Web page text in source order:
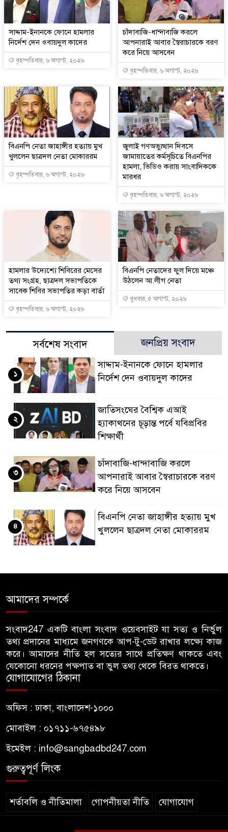
সাদ্দাম-ইনানকে ফোনে হামলার
নির্দেশ দেন ওবায়দুল কাদের
বৃহস্পতিবার, ৬ অগাস্ট, ২০২৬
চাঁদাবাজি-ধান্দাবাজি করলে
আপনারাই আবার স্বৈরাচারকে বরণ
করে নিয়ে আসবেন
বৃহস্পতিবার, ৬ অগাস্ট, ২০২৬
বিএনপি নেতা জাহাঙ্গীর হত্যায় মুখ
খুললেন ছাত্রদল নেতা মোকাররম
বৃহস্পতিবার, ৬ অগাস্ট, ২০২৬
জুলাই গণঅভ্যুত্থান দিবসে
জামায়াতের কর্মসূচিতে বিএনপির
হামলা, ভিডিও করায় সাংবাদিককে
মারধর
বৃহস্পতিবার, ৬ অগাস্ট, ২০২৬
হামলার উদ্যেশ্যে শিবিরের মেসের
তথ্য সংগ্রহ, ছাত্রদল সভাপতিকে
সাবেক শিবির সভাপতির কড়া বার্তা
বৃহস্পতিবার, ৬ অগাস্ট, ২০২৬
বিএনপি নেতাদের ফুল দিয়ে মঞ্চে
উঠলেন আ.লীগ নেতা
বুধবার, ৫ অগাস্ট, ২০২৬
সর্বশেষ সংবাদ জনপ্রিয় সংবাদ
সাদ্দাম-ইনানকে ফোনে হামলার
নির্দেশ দেন ওবায়দুল কাদের
১
জাতিসংঘের বৈশ্বিক এআই
হ্যাকাথনের চূড়ান্ত পর্বে যবিপ্রবির
শিক্ষার্থী
২
চাঁদাবাজি-ধান্দাবাজি করলে
আপনারাই আবার স্বৈরাচারকে বরণ
করে নিয়ে আসবেন
৩
বিএনপি নেতা জাহাঙ্গীর হত্যায় মুখ
খুললেন ছাত্রদল নেতা মোকাররম
৪
জামায়াতের কর্মসূচিতে বিএনপির
মারধর
৫
হামলার উদ্যেশ্যে শিবিরের মেসের
তথ্য সংগ্রহ, ছাত্রদল সভাপতিকে
সাবেক শিবির সভাপতির কড়া বার্তা
৬
ভিপির তদবির
৭
উঠলেন আ.লীগ নেতা
৮
যা বলেছিলেন মীর কাশেম আলী
আমাদের সম্পর্কে
সংবাদ247 একটি বাংলা সংবাদ ওয়েবসাইট যা সত্য ও নির্ভুল
তথ্য প্রদানের মাধ্যমে জনগণকে আপ-টু-ডেট রাখার লক্ষ্যে কাজ
করে। আমাদের নীতি হল সত্যের সাথে প্রতিক্ষণ থাকতে এবং
যেকোনো ধরনের পক্ষপাত বা ভুল তথ্য থেকে বিরত থাকতে।
যোগাযোগের ঠিকানা
অফিস : ঢাকা, বাংলাদেশ-১০০০
মোবাইল : ০১৭১১-৬৭৫৪৯৮
ইমেইল : info@sangbadbd247.com
গুরুত্বপূর্ণ লিংক
শর্তাবলি ও নীতিমালা গোপনীয়তা নীতি যোগাযোগ